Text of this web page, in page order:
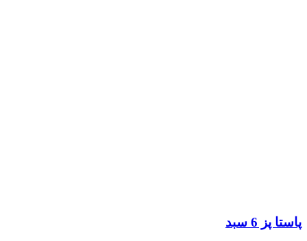
پاستا پز 6 سبد